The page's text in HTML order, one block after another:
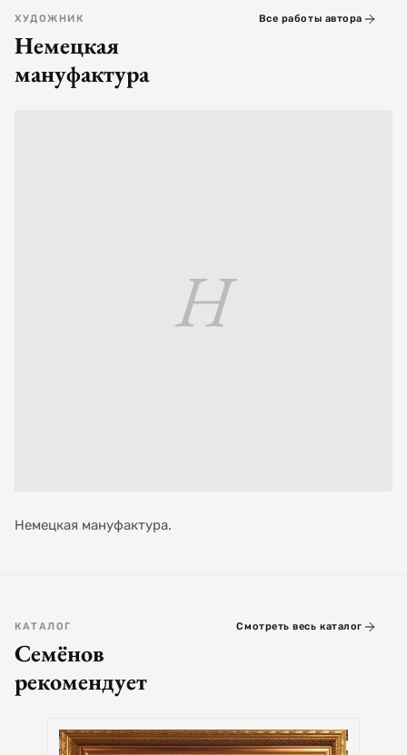
ХУДОЖНИК
Немецкая
мануфактура
Все работы автора
Н
Немецкая мануфактура.
КАТАЛОГ
Семёнов
рекомендует
Смотреть весь каталог